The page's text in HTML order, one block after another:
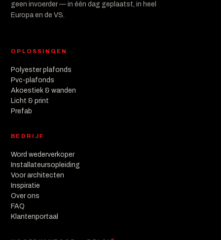
geen invoerder — in één dag geplaatst, in heel
Europa en de VS.
OPLOSSINGEN
Polyester plafonds
Pvc-plafonds
Akoestiek & wanden
Licht & print
Prefab
BEDRIJF
Word wederverkoper
Installateursopleiding
Voor architecten
Inspiratie
Over ons
FAQ
Klantenportaal